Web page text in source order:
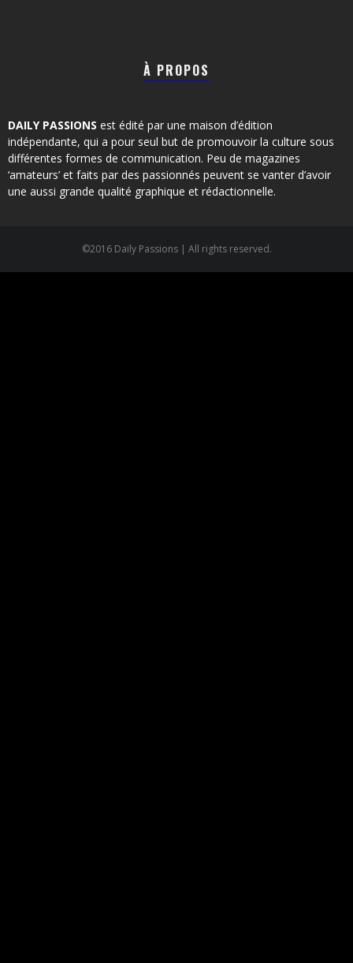
À PROPOS
DAILY PASSIONS est édité par une maison d’édition
indépendante, qui a pour seul but de promouvoir la culture sous
différentes formes de communication. Peu de magazines
‘amateurs’ et faits par des passionnés peuvent se vanter d’avoir
une aussi grande qualité graphique et rédactionnelle.
©2016 Daily Passions | All rights reserved.